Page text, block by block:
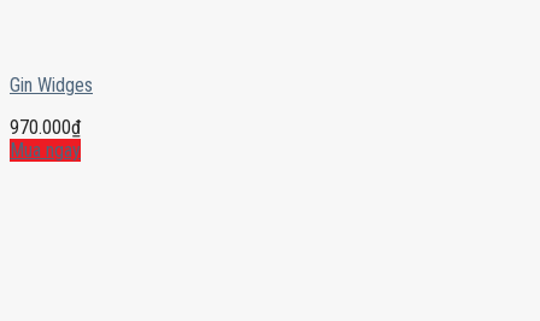
Gin Widges
970.000₫
Mua ngay